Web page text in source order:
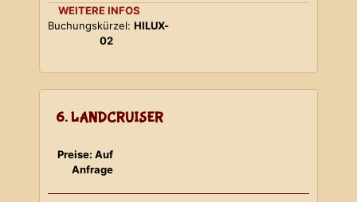
WEITERE INFOS
Buchungskürzel: HILUX-
02
6. LANDCRUISER
Preise: Auf
Anfrage